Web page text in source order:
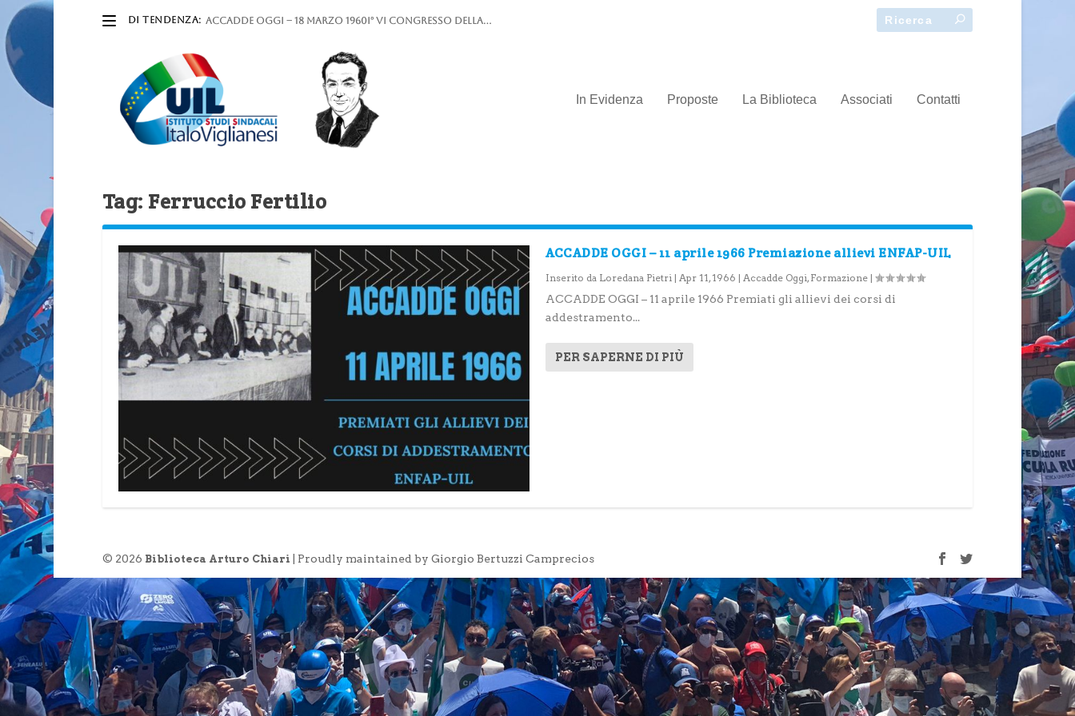
DI TENDENZA: ACCADDE OGGI – 18 marzo 1960I° VI Congresso della...
In Evidenza Proposte La Biblioteca Associati Contatti
Tag: Ferruccio Fertilio
ACCADDE OGGI – 11 aprile 1966 Premiazione allievi ENFAP-UIL
Inserito da Loredana Pietri | Apr 11, 1966 | Accadde Oggi, Formazione |
ACCADDE OGGI – 11 aprile 1966 Premiati gli allievi dei corsi di
addestramento...
PER SAPERNE DI PIÙ
© 2026 Biblioteca Arturo Chiari | Proudly maintained by Giorgio Bertuzzi Camprecios